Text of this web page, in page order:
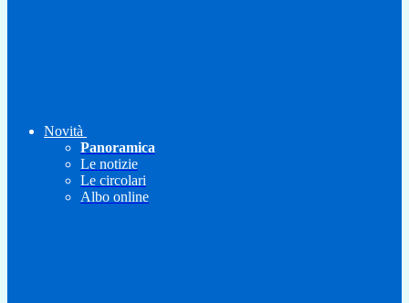
Novità
Panoramica
Le notizie
Le circolari
Albo online